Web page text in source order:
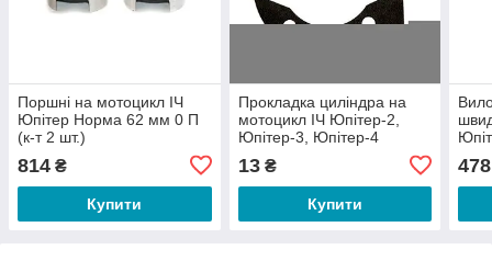
Поршні на мотоцикл ІЧ
Юпітер Норма 62 мм 0 П
(к-т 2 шт.)
814 ₴
Купити
Прокладка циліндра на
мотоцикл ІЧ Юпітер-2,
Юпітер-3, Юпітер-4
13₴
Купити
478